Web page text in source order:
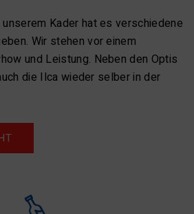
unserem Kader hat es verschiedene
Wir stehen vor einem
und Leistung. Neben den Optis
die Ilca wieder selber in der